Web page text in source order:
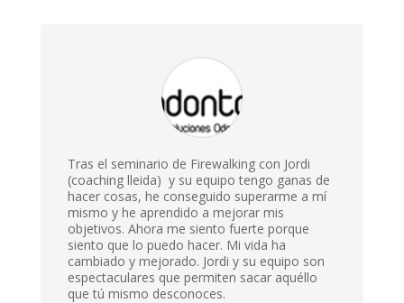
Tras el seminario de Firewalking con Jordi
(coaching lleida) y su equipo tengo ganas de
hacer cosas, he conseguido superarme a mí
mismo y he aprendido a mejorar mis
objetivos. Ahora me siento fuerte porque
siento que lo puedo hacer. Mi vida ha
cambiado y mejorado. Jordi y su equipo son
espectaculares que permiten sacar aquéllo
que tú mismo desconoces.